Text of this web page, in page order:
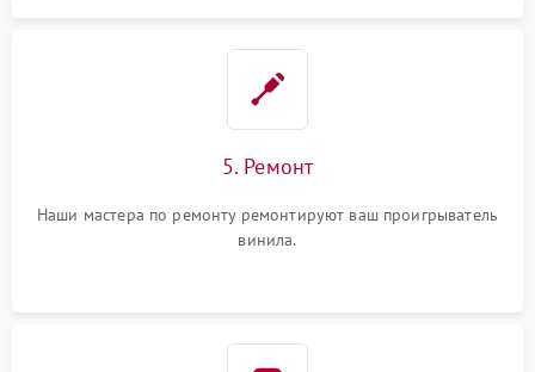
5. Ремонт
Наши мастера по ремонту ремонтируют ваш проигрыватель
винила.